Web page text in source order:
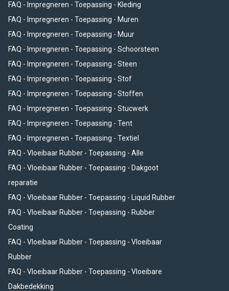
FAQ - Impregneren - Toepassing - Kleding
FAQ - Impregneren - Toepassing - Muren
FAQ - Impregneren - Toepassing - Muur
FAQ - Impregneren - Toepassing - Schoorsteen
FAQ - Impregneren - Toepassing - Steen
FAQ - Impregneren - Toepassing - Stof
FAQ - Impregneren - Toepassing - Stoffen
FAQ - Impregneren - Toepassing - Stucwerk
FAQ - Impregneren - Toepassing - Tent
FAQ - Impregneren - Toepassing - Textiel
FAQ - Vloeibaar Rubber - Toepassing - Alle
FAQ - Vloeibaar Rubber - Toepassing - Dakgoot
reparatie
FAQ - Vloeibaar Rubber - Toepassing - Liquid Rubber
FAQ - Vloeibaar Rubber - Toepassing - Rubber
Coating
FAQ - Vloeibaar Rubber - Toepassing - Vloeibaar
Rubber
FAQ - Vloeibaar Rubber - Toepassing - Vloeibare
Dakbedekking